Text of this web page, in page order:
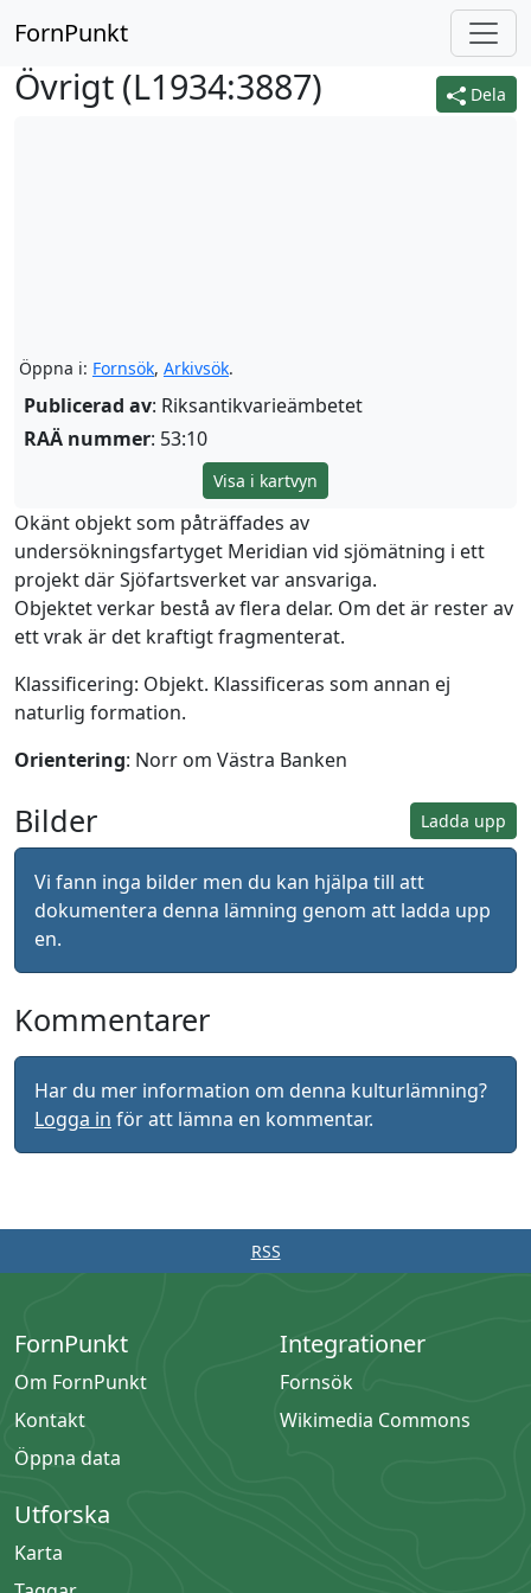
FornPunkt
Dela
Övrigt (L1934:3887)
Öppna i: Fornsök, Arkivsök.
Publicerad av: Riksantikvarieämbetet
RAÄ nummer: 53:10
Visa i kartvyn
Okänt objekt som påträffades av
undersökningsfartyget Meridian vid sjömätning i ett
projekt där Sjöfartsverket var ansvariga.
Objektet verkar bestå av flera delar. Om det är rester av
ett vrak är det kraftigt fragmenterat.
Klassificering: Objekt. Klassificeras som annan ej
naturlig formation.
Orientering: Norr om Västra Banken
Ladda upp
Bilder
Vi fann inga bilder men du kan hjälpa till att
dokumentera denna lämning genom att ladda upp
en.
Kommentarer
Har du mer information om denna kulturlämning?
Logga in för att lämna en kommentar.
RSS
FornPunkt
Om FornPunkt
Kontakt
Öppna data
Integrationer
Fornsök
Wikimedia Commons
Utforska
Karta